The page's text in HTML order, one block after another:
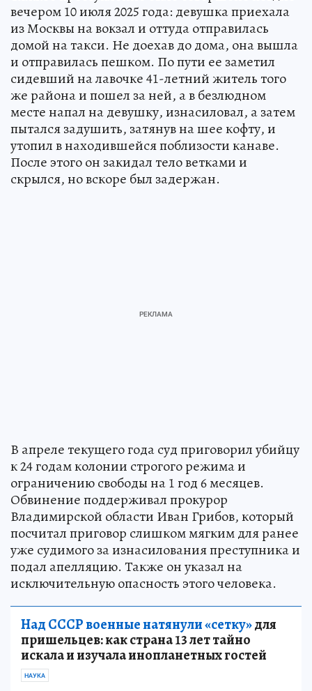
вечером 10 июля 2025 года: девушка приехала
из Москвы на вокзал и оттуда отправилась
домой на такси. Не доехав до дома, она вышла
и отправилась пешком. По пути ее заметил
сидевший на лавочке 41-летний житель того
же района и пошел за ней, а в безлюдном
месте напал на девушку, изнасиловал, а затем
пытался задушить, затянув на шее кофту, и
утопил в находившейся поблизости канаве.
После этого он закидал тело ветками и
скрылся, но вскоре был задержан.
В апреле текущего года суд приговорил убийцу
к 24 годам колонии строгого режима и
ограничению свободы на 1 год 6 месяцев.
Обвинение поддерживал прокурор
Владимирской области Иван Грибов, который
посчитал приговор слишком мягким для ранее
уже судимого за изнасилования преступника и
подал апелляцию. Также он указал на
исключительную опасность этого человека.
Над СССР военные натянули «сетку»для
пришельцев: как страна 13 лет тайно
искала и изучала инопланетных гостей
НАУКА